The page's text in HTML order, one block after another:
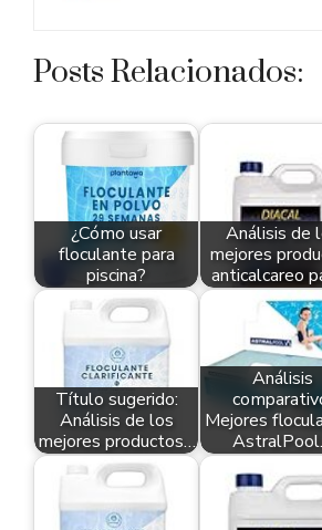
Posts Relacionados:
¿Cómo usar
floculante para
piscina?
Análisis de
mejores
anticalcareo
Título sugerido:
Análisis de los
mejores productos…
Análisis
Mejores